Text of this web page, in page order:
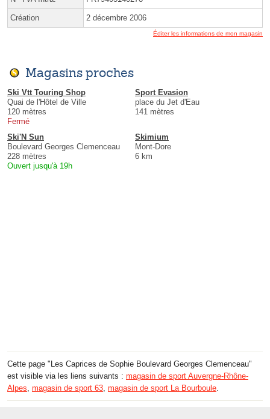
Création 2 décembre 2006
Éditer les informations de mon magasin
Magasins proches
Ski Vtt Touring Shop
Quai de l'Hôtel de Ville
120 mètres
Fermé
Sport Evasion
place du Jet d'Eau
141 mètres
Ski'N Sun
Boulevard Georges Clemenceau
228 mètres
Ouvert jusqu'à 19h
Skimium
Mont-Dore
6 km
Cette page "Les Caprices de Sophie Boulevard Georges Clemenceau"
est visible via les liens suivants : magasin de sport Auvergne-Rhône-
Alpes, magasin de sport 63, magasin de sport La Bourboule.